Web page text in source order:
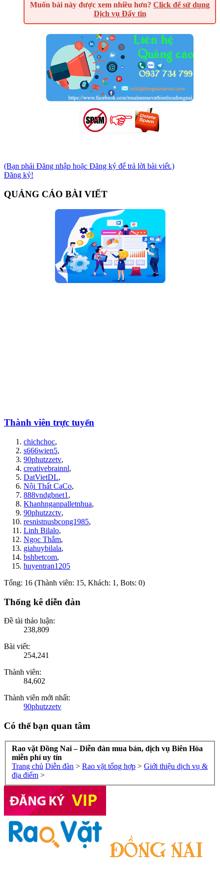
Muốn bài này được xem nhiều hơn? Click để sử dụng
Dịch vụ Đẩy tin
(Bạn phải Đăng nhập hoặc Đăng ký để trả lời bài viết.)
Đăng ký!
QUẢNG CÁO BÀI VIẾT
Thành viên trực tuyến
chichchoc,
s666wien5,
90phutzzetv,
creativebrainnl,
DatVietDL,
Nội Thất CaCo,
888vndgbnet1 ,
Khanhnganpalletnhua,
90phutzzctv,
resnistnusbcong1985,
Linh Bilalo,
Ngọc Thắm,
giahuybilala,
bshbetcom,
huyentran1205
Tổng: 16 (Thành viên: 15, Khách: 1, Bots: 0)
Thống kê diễn đàn
Đề tài thảo luận:
238,809
Bài viết:
254,241
Thành viên:
84,602
Thành viên mới nhất:
90phutzzetv
Có thể bạn quan tâm
Rao vặt Đồng Nai – Diễn đàn mua bán, dịch vụ Biên Hòa
miễn phí uy tín
Trang chủ Diễn đàn > Rao vặt tổng hợp > Giới thiệu dịch vụ &
địa điểm >